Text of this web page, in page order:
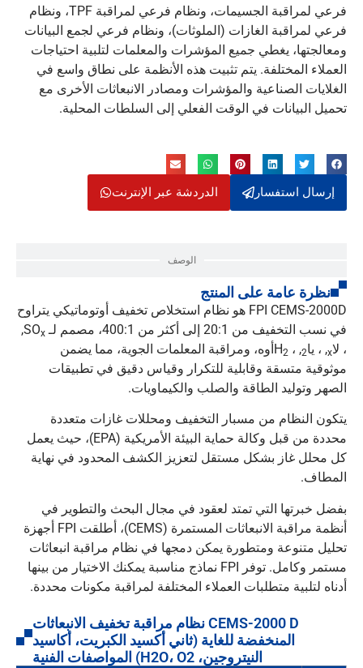
فرعي لمراقبة الجسيمات، ونظام فرعي لمراقبة TPF، ونظام
فرعي لمراقبة الغازات (الملوثات)، ونظام فرعي لجمع البيانات
ومعالجتها، يغطي جميع المؤشرات والمعلمات لتلبية احتياجات
العملاء المختلفة. يتم تثبيت هذه الأنظمة على نطاق واسع في
الغلايات الصناعية والمؤشرات ومصادر الانبعاثات الأخرى مع
تحميل البيانات في الوقت الفعلي إلى السلطات المحلية.
إرسال استفسار الدردشة عبر الإنترنت
الوصف
نظرة عامة على المنتج
FPI CEMS-2000D هو نظام استخلاص تخفيف أوتوماتيكي يتراوح
في نسب التخفيف من 20:1 إلى أكثر من 400:1، مصمم لـ SO
x
,
، لاx, ، يا2, ، H 2
أوه، ومراقبة المعلمات الجوية، مما يضمن
موثوقية متسقة وقابلية للتكرار وقياس دقيق في تطبيقات
الصهر وتوليد الطاقة والصلب والكيماويات.
يتكون النظام من مسبار التخفيف ومحللات غازات متعددة
محددة من قبل وكالة حماية البيئة الأمريكية (EPA)، حيث يعمل
كل محلل غاز بشكل مستقل لتعزيز الكشف المحدود في نهاية
المطاف.
بفضل خبرتها التي تمتد لعقود في مجال البحث والتطوير في
أنظمة مراقبة الانبعاثات المستمرة (CEMS)، أطلقت FPI أجهزة
تحليل متنوعة ومتطورة يمكن دمجها في نظام مراقبة انبعاثات
مستمر وكامل. توفر FPI نماذج مناسبة يمكنك الاختيار من بينها
أدناه لتلبية متطلبات العملاء المختلفة لمراقبة مكونات محددة.
CEMS-2000 D نظام مراقبة تخفيف الانبعاثات
المنخفضة للغاية (ثاني أكسيد الكبريت، أكاسيد
النيتروجين، H2O، O2) المواصفات الفنية